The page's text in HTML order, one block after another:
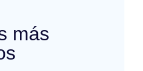
más